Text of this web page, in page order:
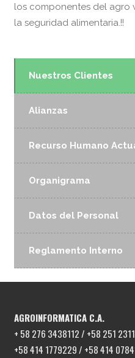
los componentes del agro
la seguridad alimentaria.!!
Nuestros Clientes
Alianzas
Recurso Humano
Organigrama
Datos del Personal
Reglamento Interno
AGROINFORMATICA C.A.
+ 58 276 3438112 / +58 251
+58 414 1779229 / +58 414